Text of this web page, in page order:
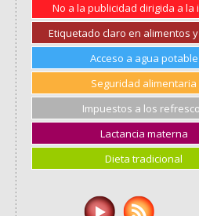
No a la publicidad dirigida a la
Etiquetado claro en alimentos
Acceso a agua potable
Seguridad alimentaria
Impuestos a los
Lactancia materna
Dieta tradicional